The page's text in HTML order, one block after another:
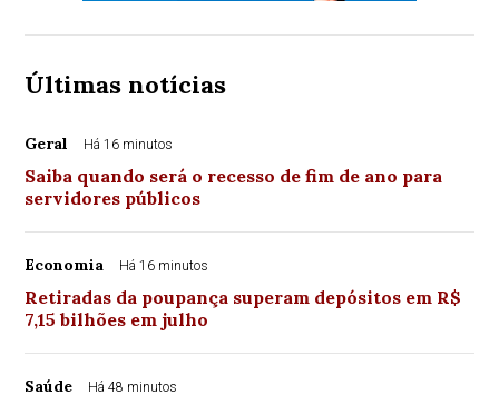
Últimas notícias
Geral Há 16 minutos
Saiba quando será o recesso de fim de ano para
servidores públicos
Economia Há 16 minutos
Retiradas da poupança superam depósitos em R$
7,15 bilhões em julho
Saúde Há 48 minutos